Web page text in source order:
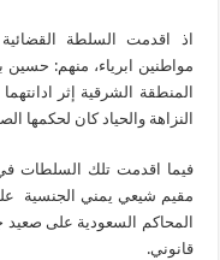
اذ اقدمت السلطة
مواطنين ابرياء، منهم:
المنطقة الشرقية إثر
النزاهة والحياد كان لحكمها
فيما اقدمت تلك السلطات
مقيم شيعي يمني الجنسية
المحاكم السعودية على صعيد
قانوني.